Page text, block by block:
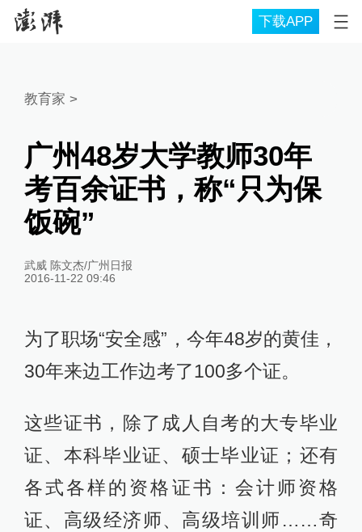
下载APP
教育家 >
广州48岁大学教师30年
考百余证书，称“只为保
饭碗”
武威 陈文杰/广州日报
2016-11-22 09:46
为了职场“安全感”，今年48岁的黄佳，
30年来边工作边考了100多个证。
这些证书，除了成人自考的大专毕业
证、本科毕业证、硕士毕业证；还有
各式各样的资格证书：会计师资格
证、高级经济师、高级培训师……奇